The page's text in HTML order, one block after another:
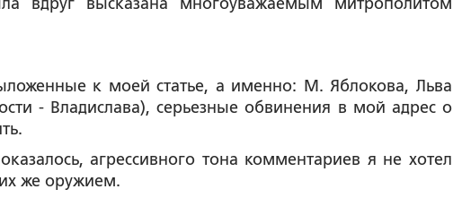
вдруг высказана многоуважаемым митрополитом
к моей статье, а именно: М. Яблокова, Льва
- Владислава), серьезные обвинения в мой адрес о
агрессивного тона комментариев я не хотел
же оружием.